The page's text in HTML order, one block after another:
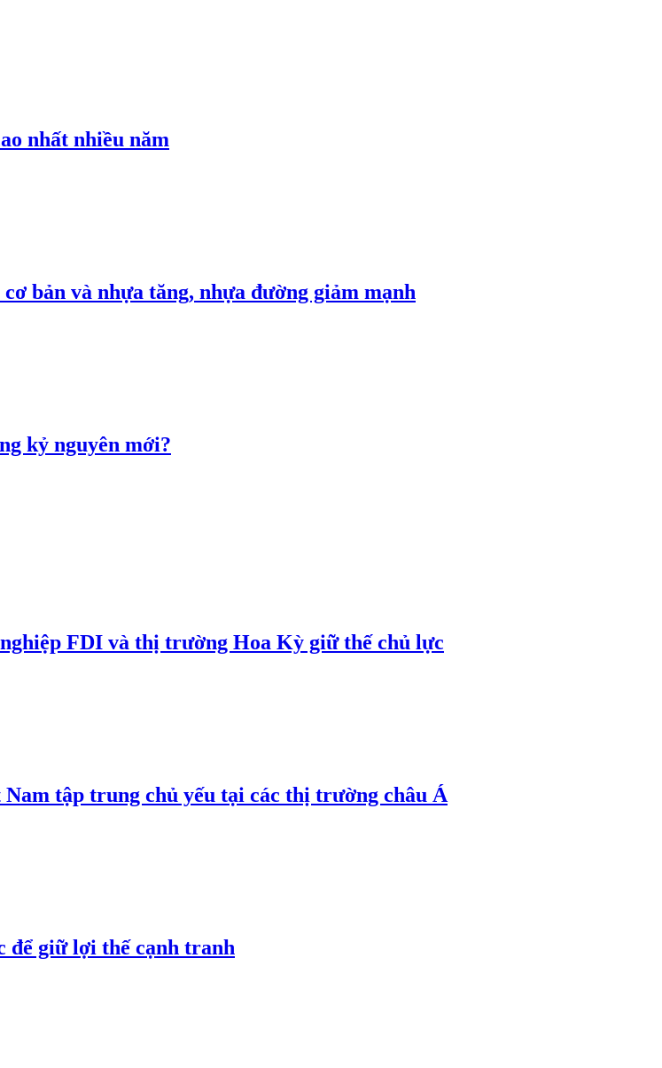
nhất nhiều năm
bản và nhựa tăng, nhựa đường giảm mạnh
kỷ nguyên mới?
FDI và thị trường Hoa Kỳ giữ thế chủ lực
tập trung chủ yếu tại các thị trường châu Á
để giữ lợi thế cạnh tranh